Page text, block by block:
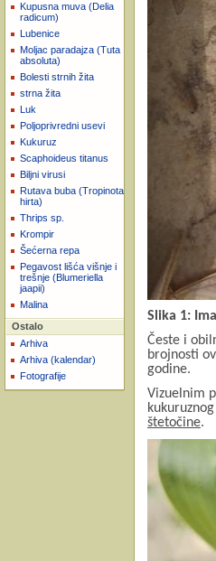
Kupusna muva (Delia
radicum)
Lubenice
Moljac paradajza (Tuta
absoluta)
Bolesti strnih žita
strna žita
Luk
Poljoprivredni usevi
Kukuruz
Scaphoideus titanus
Biljni virusi
Rutava buba (Tropinota
hirta)
Thrips sp.
Krompir
Šećerna repa
Pegavost lišća višnje i
trešnje (Blumeriella
jaapii)
Malina
Ostalo
Arhiva
Arhiva (kalendar)
Fotografije
Slika 1:
Česte i
brojnosti
godine.
Vizuelnim
štetočine.